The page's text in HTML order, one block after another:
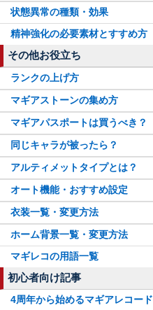
状態異常の種類・効果
精神強化の必要素材とすすめ方
その他お役立ち
ランクの上げ方
マギアストーンの集め方
マギアパスポートは買うべき？
同じキャラが被ったら？
アルティメットタイプとは？
オート機能・おすすめ設定
衣装一覧・変更方法
ホーム背景一覧・変更方法
マギレコの用語一覧
初心者向け記事
4周年から始めるマギアレコード